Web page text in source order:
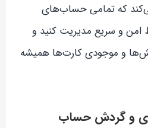
که تمامی حساب‌های
امن و سریع مدیریت کنید و
و موجودی کارت‌ها همیشه
و گردش حساب